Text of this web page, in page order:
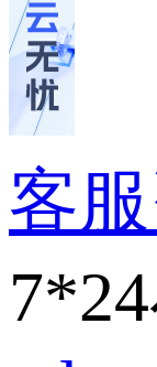
客